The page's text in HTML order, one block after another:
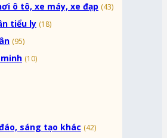
ô tô, xe máy, xe đạp (43)
tiểu ly (18)
(95)
(10)
sáng tạo khác (42)